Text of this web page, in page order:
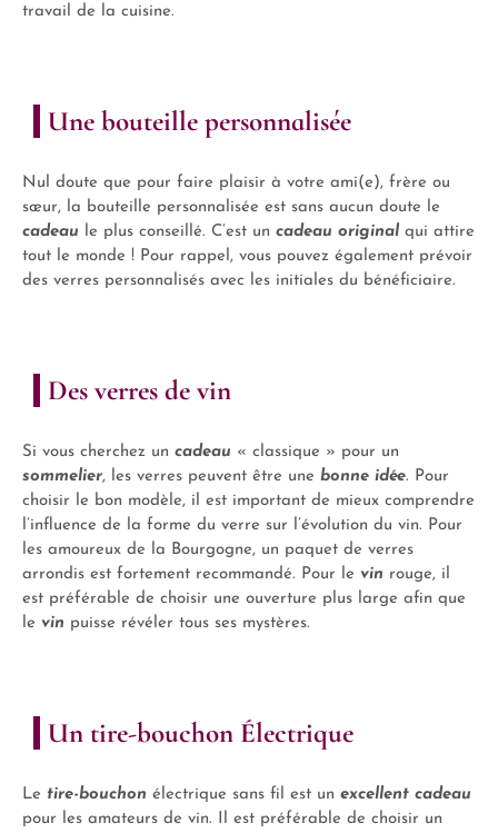
travail de la cuisine.
Une bouteille personnalisée
Nul doute que pour faire plaisir à votre ami(e), frère ou
sœur, la bouteille personnalisée est sans aucun doute le
cadeau le plus conseillé. C’est un cadeau original qui attire
tout le monde ! Pour rappel, vous pouvez également prévoir
des verres personnalisés avec les initiales du bénéficiaire.
Des verres de vin
Si vous cherchez un cadeau « classique » pour un
sommelier, les verres peuvent être une bonne idée. Pour
choisir le bon modèle, il est important de mieux comprendre
l’influence de la forme du verre sur l’évolution du vin. Pour
les amoureux de la Bourgogne, un paquet de verres
arrondis est fortement recommandé. Pour le vin rouge, il
est préférable de choisir une ouverture plus large afin que
le vin puisse révéler tous ses mystères.
Un tire-bouchon Électrique
Le tire-bouchon électrique sans fil est un excellent cadeau
pour les amateurs de vin. Il est préférable de choisir un